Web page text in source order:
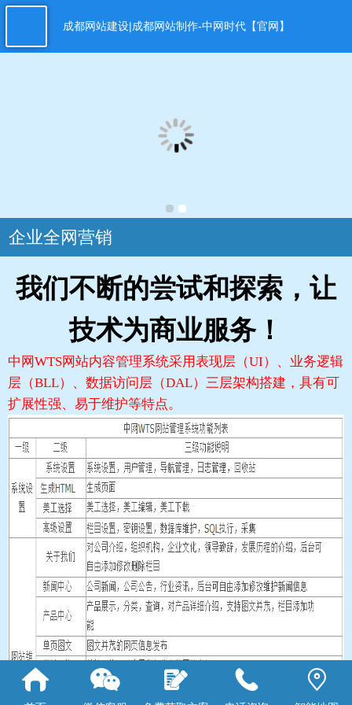
成都网站建设|成都网站制作-中网时代【官网】
企业全网营销
我们不断的尝试和探索，让
技术为商业服务！
中网WTS网站内容管理系统采用表现层（UI）、业务逻辑
层（BLL）、数据访问层（DAL）三层架构搭建，具有可
扩展性强、易于维护等特点。